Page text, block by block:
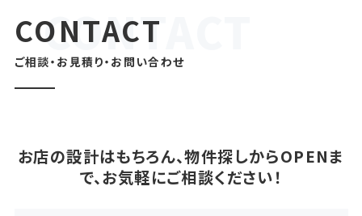
CONTACT
ご相談・お見積り・お問い合わせ
お店の設計はもちろん、物件探しからOPENま
で、お気軽にご相談ください！